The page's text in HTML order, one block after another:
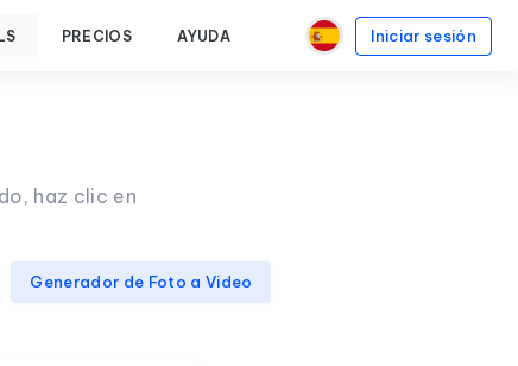
LS PRECIOS AYUDA Iniciar sesión
haz clic en
Generador de Foto a Video